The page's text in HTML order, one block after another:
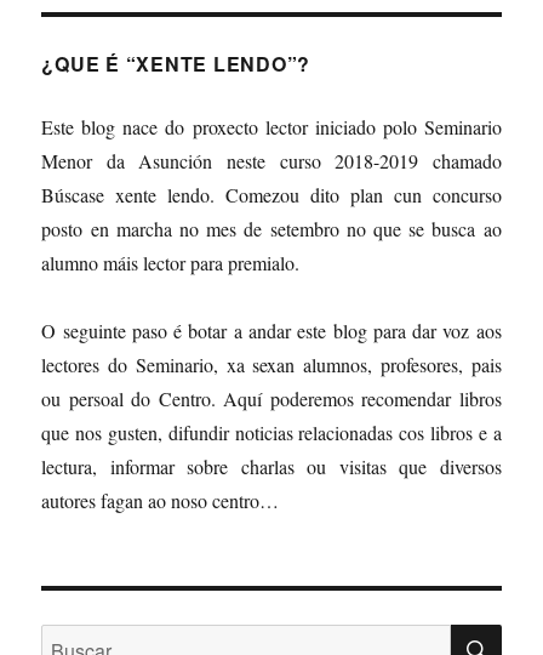
entradas
ERIO
¿QUE É “XENTE LENDO”?
Este blog nace do proxecto lector iniciado polo Seminario
Menor da Asunción neste curso 2018-2019 chamado
Búscase xente lendo. Comezou dito plan cun concurso
posto en marcha no mes de setembro no que se busca ao
alumno máis lector para premialo.
O seguinte paso é botar a andar este blog para dar voz aos
lectores do Seminario, xa sexan alumnos, profesores, pais
ou persoal do Centro. Aquí poderemos recomendar libros
que nos gusten, difundir noticias relacionadas cos libros e a
lectura, informar sobre charlas ou visitas que diversos
autores fagan ao noso centro…
Buscar: